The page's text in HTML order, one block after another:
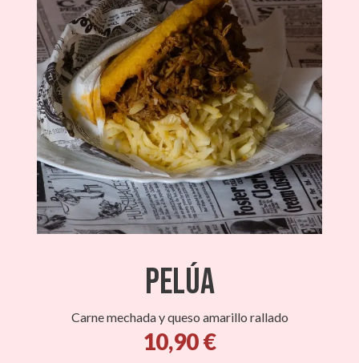
Pelúa
Carne mechada y queso amarillo rallado
10,90 €